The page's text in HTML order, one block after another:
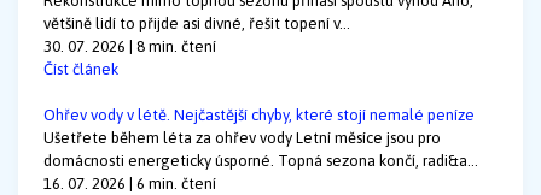
většině lidí to přijde asi divné, řešit topení v...
30. 07. 2026 | 8 min. čtení
Číst článek
Ohřev vody v létě. Nejčastější chyby, které stojí nemalé peníze
Ušetřete během léta za ohřev vody Letní měsíce jsou pro
domácnosti energeticky úsporné. Topná sezona končí, radi&a...
16. 07. 2026 | 6 min. čtení